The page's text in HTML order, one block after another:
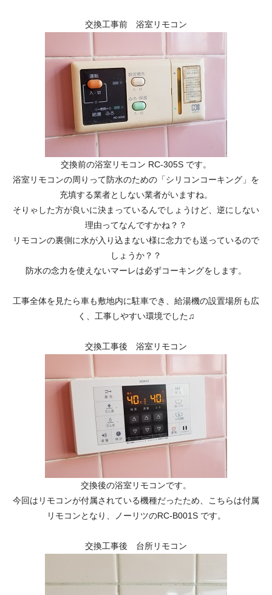
交換工事前 浴室リモコン
交換前の浴室リモコン RC-305S です。
浴室リモコンの周りって防水のための「シリコンコーキング」を
充填する業者としない業者がいますね。
そりゃした方が良いに決まっているんでしょうけど、逆にしない
理由ってなんですかね？？
リモコンの裏側に水が入り込まない様に念力でも送っているので
しょうか？？
防水の念力を使えないマーレは必ずコーキングをします。
工事全体を見たら車も敷地内に駐車でき、給湯機の設置場所も広
く、工事しやすい環境でした♫
交換工事後 浴室リモコン
交換後の浴室リモコンです。
今回はリモコンが付属されている機種だったため、こちらは付属
リモコンとなり、ノーリツのRC-B001S です。
交換工事後 台所リモコン